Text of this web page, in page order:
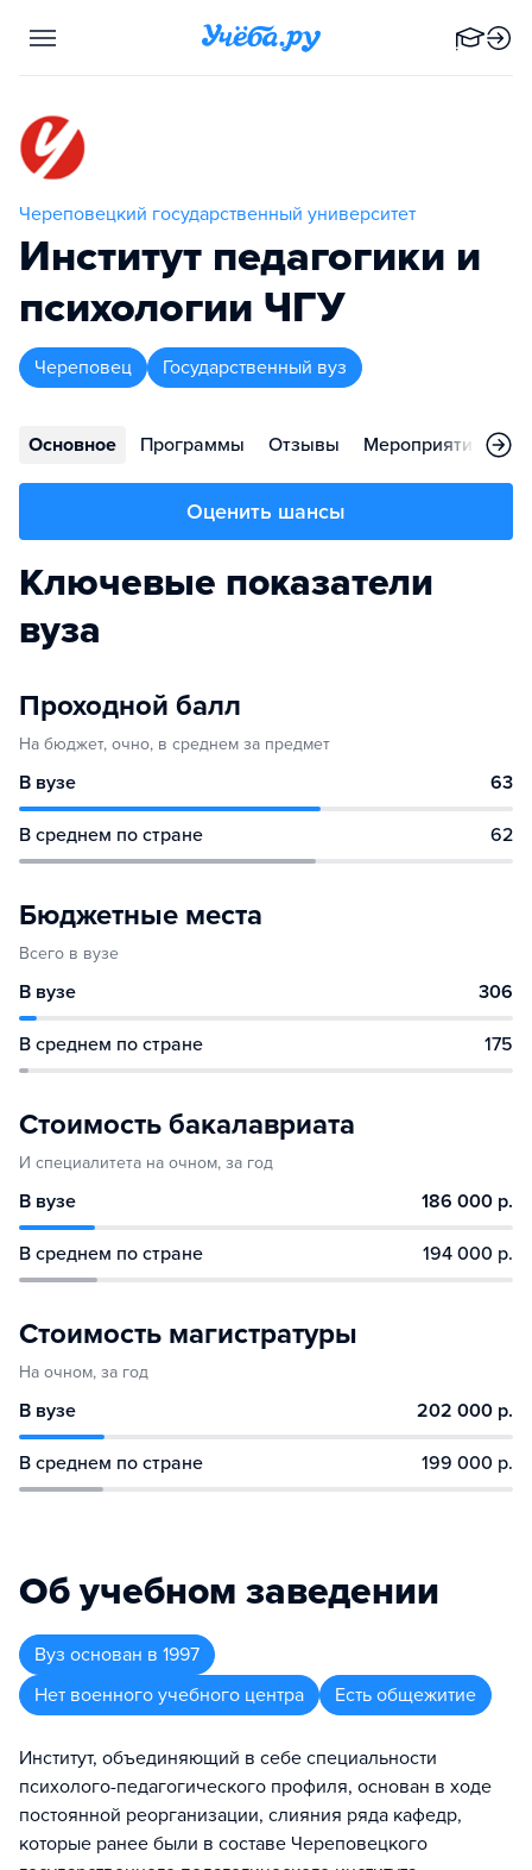
Череповецкий государственный университет
Институт педагогики и
психологии ЧГУ
Череповец Государственный вуз
Основное Программы Отзывы Мероприятия
Оценить шансы
Ключевые показатели
вуза
Проходной балл
На бюджет, очно, в среднем за предмет
В вузе 63
В среднем по стране 62
Бюджетные места
Всего в вузе
В вузе 306
В среднем по стране 175
Стоимость бакалавриата
И специалитета на очном, за год
В вузе 186 000 р.
В среднем по стране 194 000 р.
Стоимость магистратуры
На очном, за год
В вузе 202 000 р.
В среднем по стране 199 000 р.
Об учебном заведении
Вуз основан в 1997
Нет военного учебного центра
Есть общежитие
Институт, объединяющий в себе специальности
психолого-педагогического профиля, основан в ходе
постоянной реорганизации, слияния ряда кафедр,
которые ранее были в составе Череповецкого